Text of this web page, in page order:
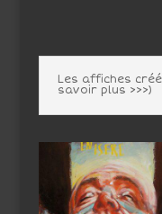
Les affiches
savoir plus >>>)